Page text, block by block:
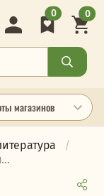
магазинов
0 0